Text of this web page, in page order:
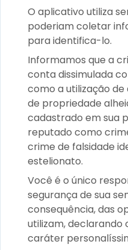
O aplicativo utiliza
poderiam coletar
para identifica-lo.
Informamos que a
conta dissimulada
como a utilização
de propriedade
cadastrado em sua
reputado como
crime de falsidade
estelionato.
Você é o único
segurança de sua
consequência, das
utilizam, declarando
caráter